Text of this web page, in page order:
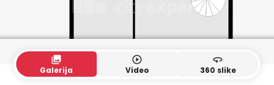
collections
Galerija
play_circle_outline
Video
360
360 slike